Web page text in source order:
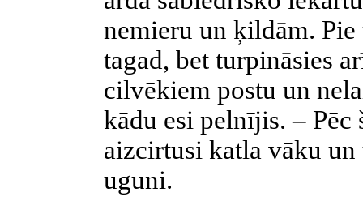
nemieru un ķildām.
tagad, bet turpināsies
cilvēkiem postu un
kādu esi pelnījis. – Pēc
aizcirtusi katla vāku
uguni.